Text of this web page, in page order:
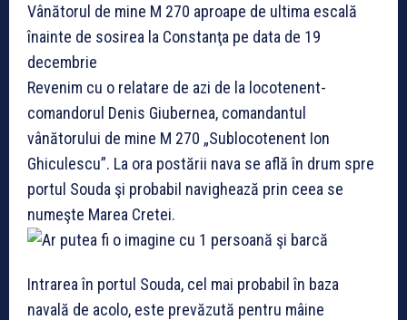
Vânătorul de mine M 270 aproape de ultima escală
înainte de sosirea la Constanţa pe data de 19
decembrie
Revenim cu o relatare de azi de la locotenent-
comandorul Denis Giubernea, comandantul
vânătorului de mine M 270 „Sublocotenent Ion
Ghiculescu”. La ora postării nava se află în drum spre
portul Souda şi probabil navighează prin ceea se
numeşte Marea Cretei.
Intrarea în portul Souda, cel mai probabil în baza
navală de acolo, este prevăzută pentru mâine